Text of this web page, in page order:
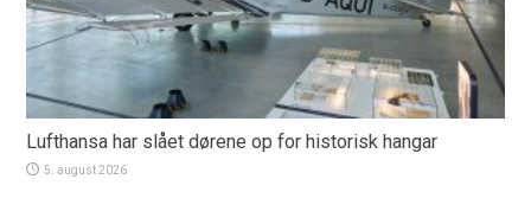
Lufthansa har slået dørene op for historisk hangar
5. august 2026